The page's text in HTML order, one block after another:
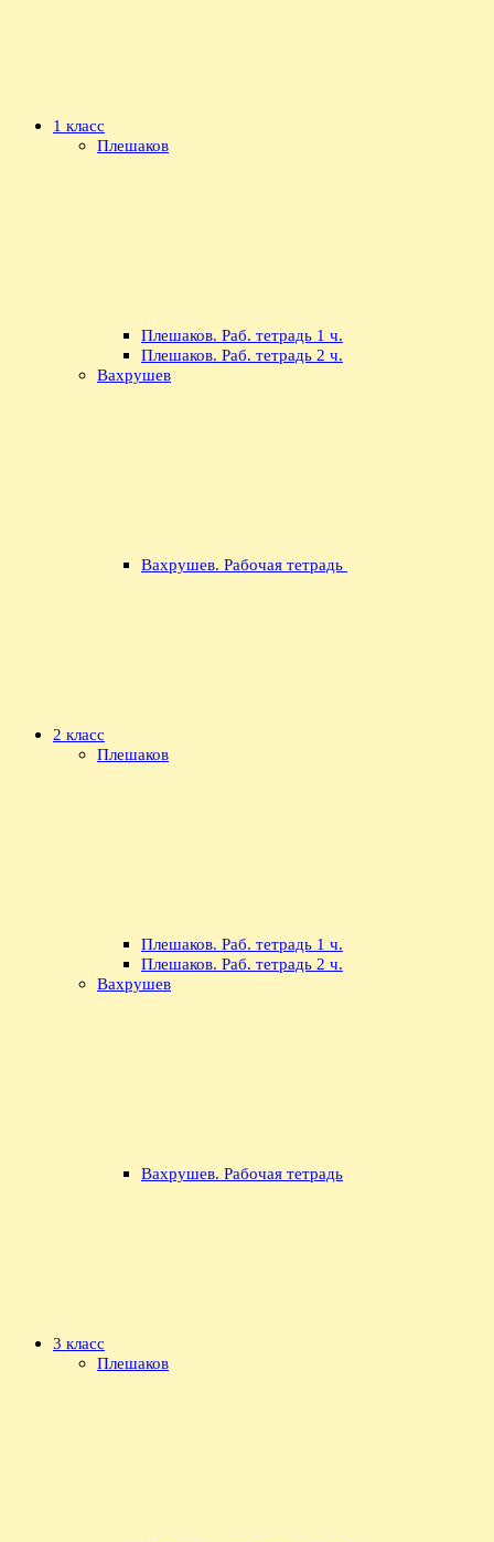
1 класс
Плешаков
Плешаков. Раб. тетрадь 1 ч.
Плешаков. Раб. тетрадь 2 ч.
Вахрушев
Вахрушев. Рабочая тетрадь
2 класс
Плешаков
Плешаков. Раб. тетрадь 1 ч.
Плешаков. Раб. тетрадь 2 ч.
Вахрушев
Вахрушев. Рабочая тетрадь
3 класс
Плешаков